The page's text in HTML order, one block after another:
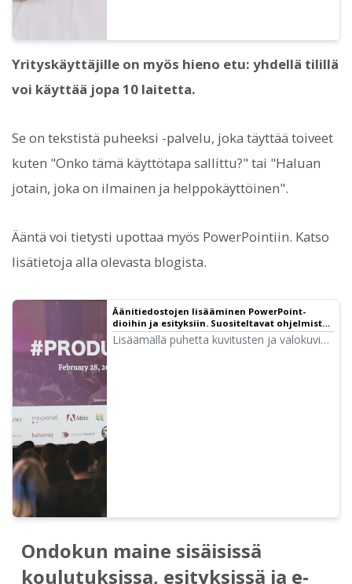
Yrityskäyttäjille on myös hieno etu: yhdellä tilillä
voi käyttää jopa 10 laitetta.
Se on tekstistä puheeksi -palvelu, joka täyttää toiveet
kuten "Onko tämä käyttötapa sallittu?" tai "Haluan
jotain, joka on ilmainen ja helppokäyttöinen".
Ääntä voi tietysti upottaa myös PowerPointiin. Katso
lisätietoja alla olevasta blogista.
Äänitiedostojen lisääminen PowerPoint-
dioihin ja esityksiin. Suositeltavat ohjelmistot
ja ohjeet | Tekstistä puheeksi -ohjelmisto
Ondoku
Lisäämällä puhetta kuvitusten ja valokuvien
Ondokun maine sisäisissä
koulutuksissa, esityksissä ja e-